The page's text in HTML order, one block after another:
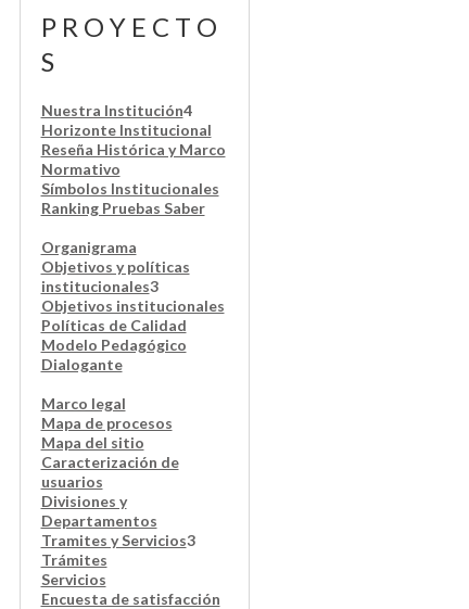
P R O Y E C T O
S
Nuestra Institución4
Horizonte Institucional
Reseña Histórica y Marco
Normativo
Símbolos Institucionales
Ranking Pruebas Saber
Organigrama
Objetivos y políticas
institucionales3
Objetivos institucionales
Políticas de Calidad
Modelo Pedagógico
Dialogante
Marco legal
Mapa de procesos
Mapa del sitio
Caracterización de
usuarios
Divisiones y
Departamentos
Tramites y Servicios3
Trámites
Servicios
Encuesta de satisfacción